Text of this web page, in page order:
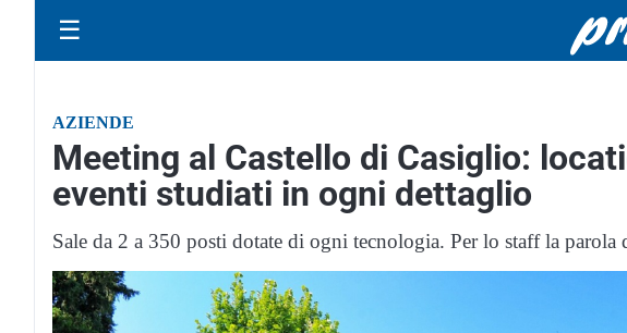
☰
AZIENDE
Meeting al Castello di Casiglio:
eventi studiati in ogni dettaglio
Sale da 2 a 350 posti dotate di ogni tecnologia. Per lo staff la